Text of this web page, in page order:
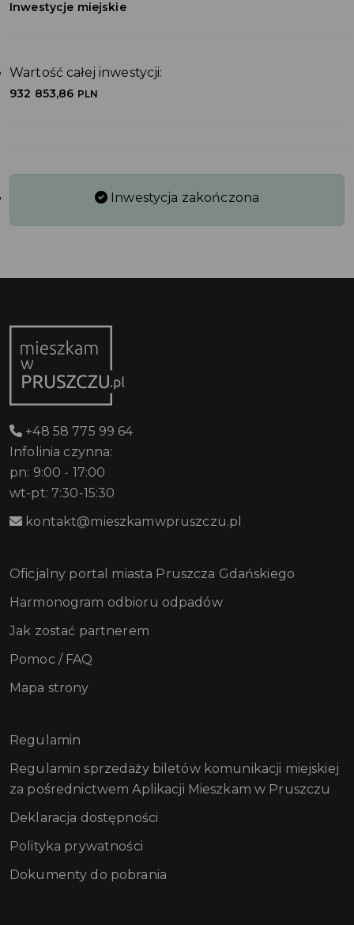
Inwestycje miejskie
Wartość całej inwestycji:
932 853,86 PLN
Inwestycja zakończona
+48 58 775 99 64
Infolinia czynna:
pn: 9:00 - 17:00
wt-pt: 7:30-15:30
kontakt@mieszkamwpruszczu.pl
Oficjalny portal miasta Pruszcza Gdańskiego
Harmonogram odbioru odpadów
Jak zostać partnerem
Pomoc / FAQ
Mapa strony
Regulamin
Regulamin sprzedaży biletów komunikacji miejskiej
za pośrednictwem Aplikacji Mieszkam w Pruszczu
Deklaracja dostępności
Polityka prywatności
Dokumenty do pobrania